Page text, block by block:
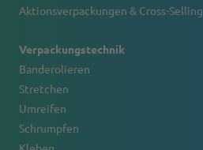
Aktionsverpackungen & Cross-Selling
Verpackungstechnik
Banderolieren
Stretchen
Umreifen
Schrumpfen